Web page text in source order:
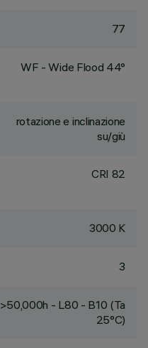
77
WF - Wide Flood 44°
rotazione e inclinazione
su/giù
CRI 82
3000 K
3
>50,000h - L80 - B10 (Ta
25°C)